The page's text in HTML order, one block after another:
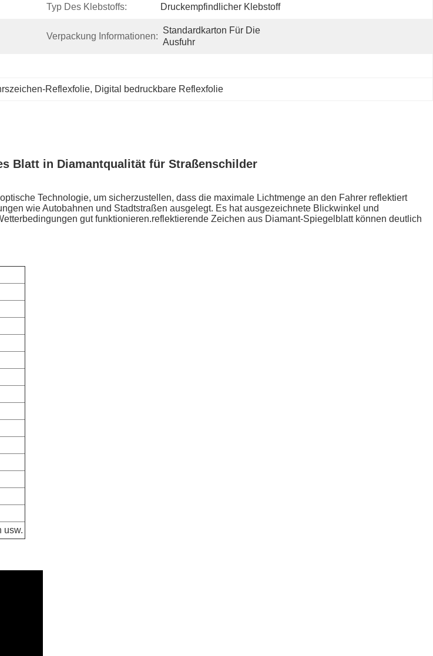
Typ Des Klebstoffs: Druckempfindlicher Klebstoff
Verpackung Informationen:
Standardkarton Für Die
Ausfuhr
Reflexfolie, Digital bedruckbare Reflexfolie
Blatt in Diamantqualität für Straßenschilder
Technologie, um sicherzustellen, dass die maximale Lichtmenge an den Fahrer reflektiert
wie Autobahnen und Stadtstraßen ausgelegt. Es hat ausgezeichnete Blickwinkel und
gut funktionieren.reflektierende Zeichen aus Diamant-Spiegelblatt können deutlich
usw.